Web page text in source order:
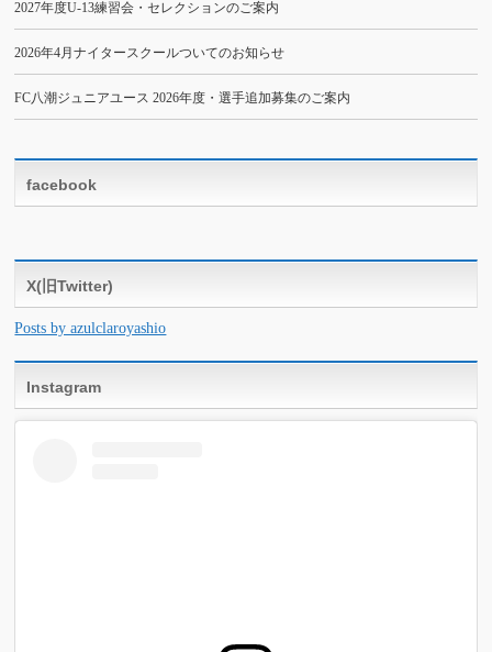
2027年度U-13練習会・セレクションのご案内
2026年4月ナイタースクールついてのお知らせ
FC八潮ジュニアユース 2026年度・選手追加募集のご案内
facebook
X(旧Twitter)
Posts by azulclaroyashio
Instagram